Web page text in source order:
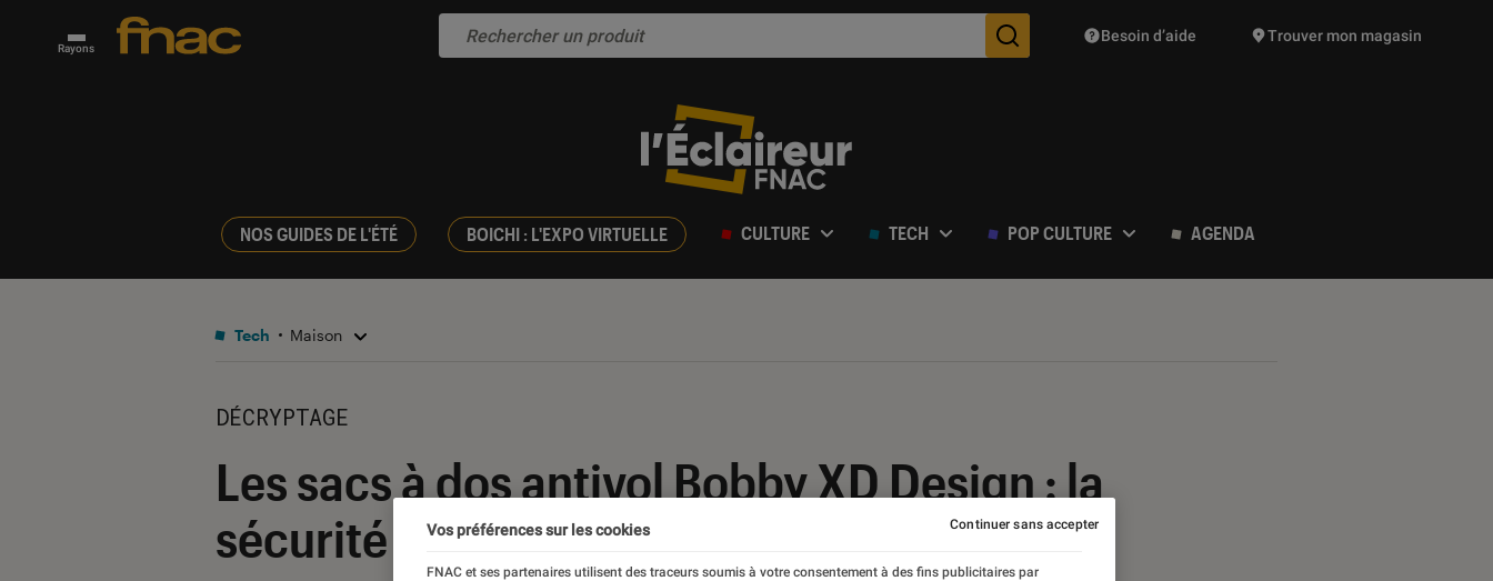
Rayons Des suggestions de produits vont vous être proposées
Besoin d’aide Trouver mon magasin
NOS GUIDES DE L'ÉTÉ BOICHI : L'EXPO VIRTUELLE CULTURE TECH POP CULTURE AGENDA
Tech Maison
DÉCRYPTAGE
Les sacs à dos antivol Bobby XD Design : la
sécurité en plus, le stress en moins
Vos préférences sur les cookies
FNAC et ses partenaires utilisent des traceurs soumis à votre consentement à des fins publicitaires par
Continuer sans accepter